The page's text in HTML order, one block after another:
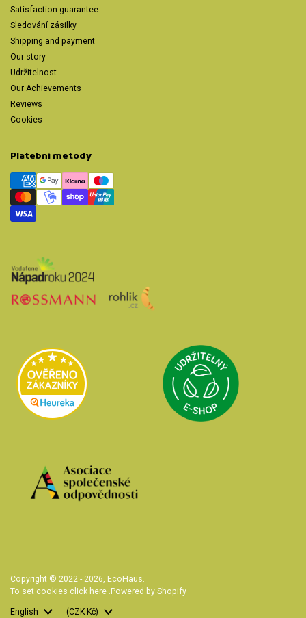
Satisfaction guarantee
Sledování zásilky
Shipping and payment
Our story
Udržitelnost
Our Achievements
Reviews
Cookies
Platební metody
Copyright © 2022 - 2026, EcoHaus.
To set cookies click here . Powered by Shopify
Language
English Country/region
(CZK Kč)